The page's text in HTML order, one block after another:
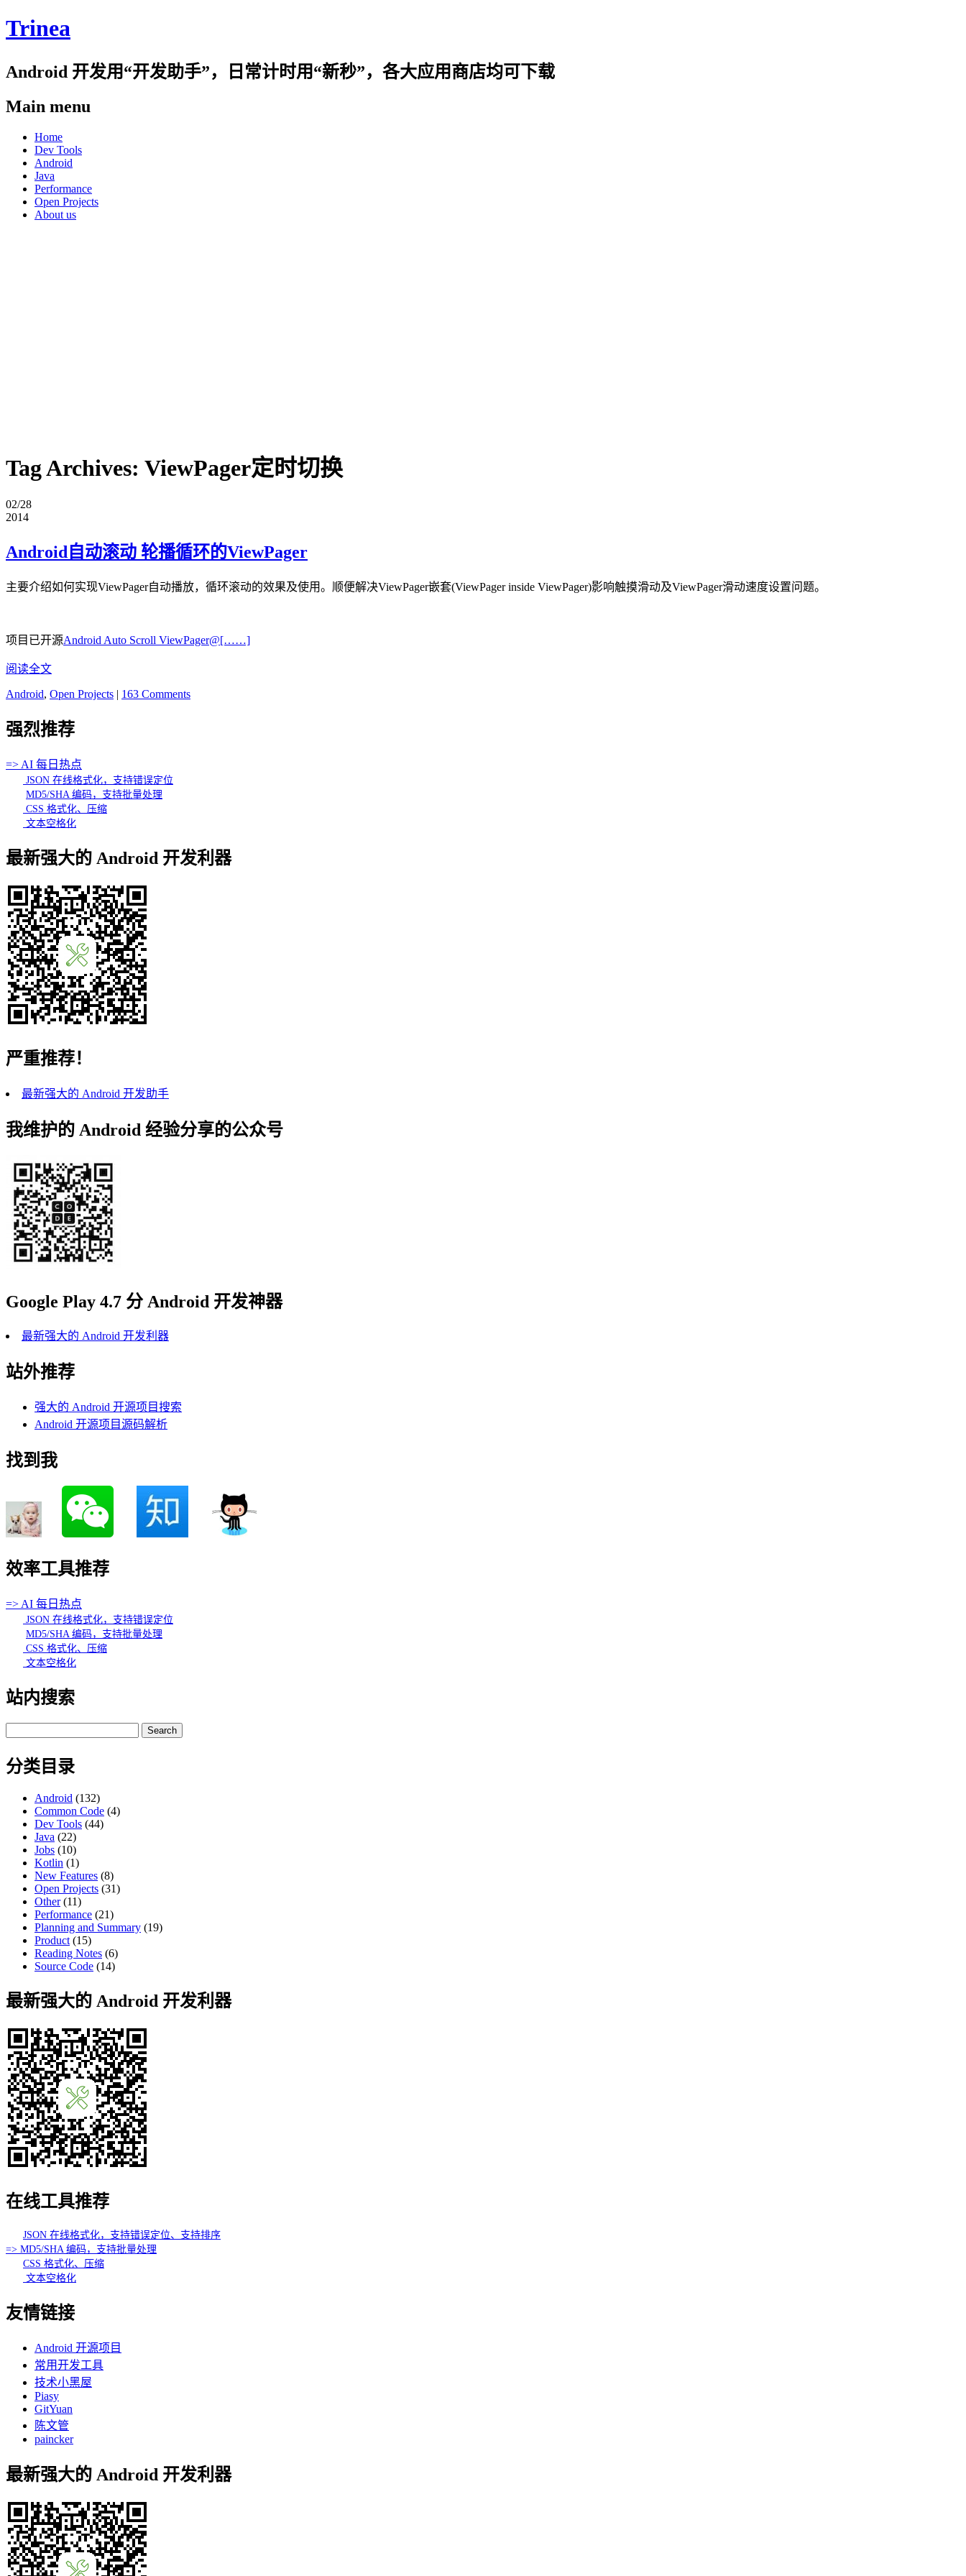
Trinea
Android 开发用“开发助手”，日常计时用“新秒”，各大应用商店均可下载
Main menu
Skip
content
Home
Dev Tools
Android
Java
Performance
Open Projects
About us
Tag Archives: ViewPager定时切换
02/28
2014
Android自动滚动 轮播循环的ViewPager
主要介绍如何实现ViewPager自动播放，循环滚动的效果及使用。顺便解决ViewPager嵌套(ViewPager inside ViewPager)影响触摸滑动及ViewPager滑动速度设置问题。
项目已开源Android Auto Scroll ViewPager@[……]
阅读全文
Android, Open Projects | 163 Comments
强烈推荐
=> AI 每日热点
JSON 在线格式化，支持错误定位
MD5/SHA 编码，支持批量处理
CSS 格式化、压缩
文本空格化
最新强大的 Android 开发利器
严重推荐！
最新强大的 Android 开发助手
我维护的 Android 经验分享的公众号
Google Play 4.7 分 Android 开发神器
最新强大的 Android 开发利器
站外推荐
强大的 Android 开源项目搜索
Android 开源项目源码解析
找到我
效率工具推荐
=> AI 每日热点
JSON 在线格式化，支持错误定位
MD5/SHA 编码，支持批量处理
CSS 格式化、压缩
文本空格化
站内搜索
for:
分类目录
Android (132)
Common Code (4)
Dev Tools (44)
Java (22)
Jobs (10)
Kotlin (1)
New Features (8)
Open Projects (31)
Other(11)
Performance (21)
Planning and Summary (19)
Product (15)
Reading Notes (6)
Source Code (14)
最新强大的 Android 开发利器
在线工具推荐
JSON 在线格式化，支持错误定位、支持排序
=> MD5/SHA 编码，支持批量处理
CSS 格式化、压缩
文本空格化
友情链接
Android 开源项目
常用开发工具
技术小黑屋
Piasy
GitYuan
陈文管
paincker
最新强大的 Android 开发利器